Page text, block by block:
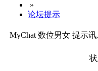
»
论坛提示
MyChat 数位男女 提示讯